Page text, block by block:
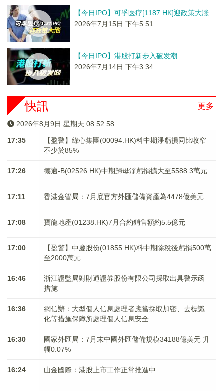
【今日IPO】可孚医疗[1187.HK]迎政策大涨
2026年7月15日 下午5:51
【今日IPO】港股打新步入破发潮
2026年7月14日 下午3:34
更多
快訊
2026年8月9日 星期天 08:52:59
17:35
【盈警】綠心集團(00094.HK)料中期淨虧損同比收窄
不少於85%
17:26 德適-B(02526.HK)中期歸母淨虧損擴大至5588.3萬元
17:11 香港金管局：7月底官方外匯儲備資產為4478億美元
17:08 寶龍地產(01238.HK)7月合約銷售額約5.5億元
17:00
【盈警】中慶股份(01855.HK)料中期除稅後虧損500萬
至2000萬元
16:46
浙江證監局對財通證券股份有限公司採取出具警示函
措施
16:36
網信辦：大型個人信息處理者應當採取加密、去標識
化等措施保障所處理個人信息安全
16:30
國家外匯局：7月末中國外匯儲備規模34188億美元 升
幅0.07%
16:24 山金國際：港股上市工作正常推進中